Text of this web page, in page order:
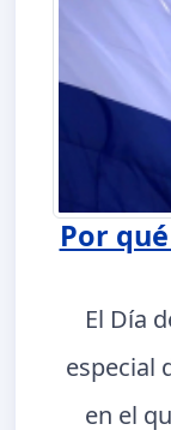
Por
El Día
especial
en el